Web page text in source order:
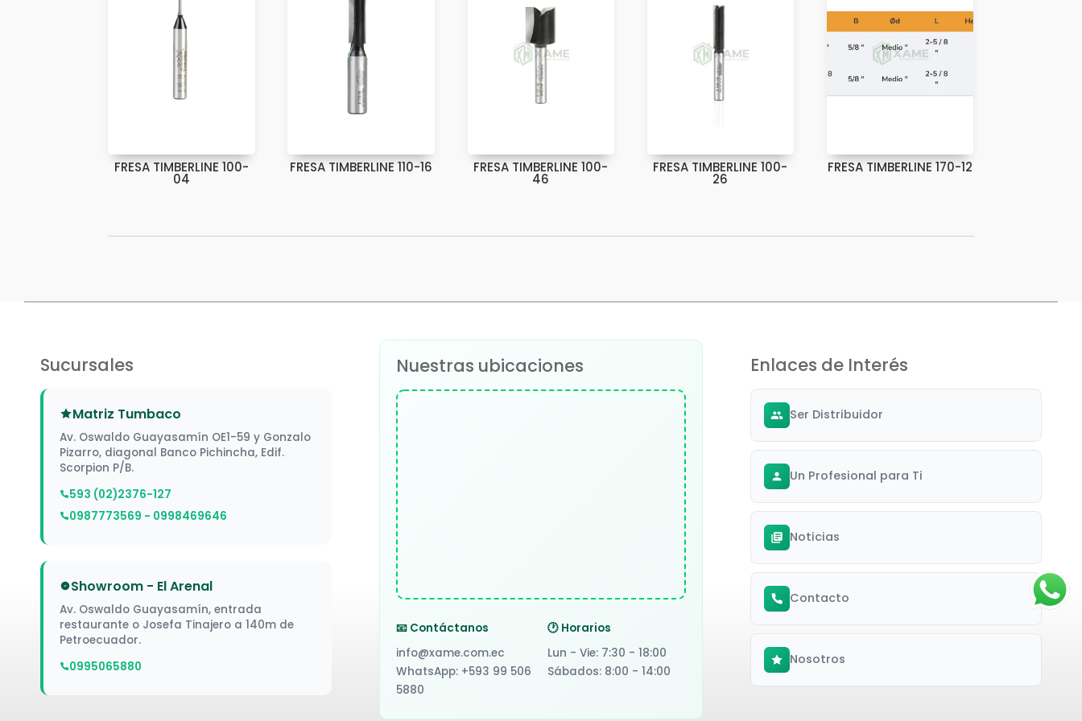
FRESA TIMBERLINE 100-
04
FRESA TIMBERLINE 110-16 FRESA TIMBERLINE 100-
46
FRESA TIMBERLINE 100-
26
FRESA TIMBERLINE 170-12
Sucursales
Matriz Tumbaco
Av. Oswaldo Guayasamín OE1-59 y Gonzalo
Pizarro, diagonal Banco Pichincha, Edif.
Scorpion P/B.
593 (02)2376-127
0987773569 - 0998469646
Showroom - El Arenal
Av. Oswaldo Guayasamín, entrada
restaurante o Josefa Tinajero a 140m de
Petroecuador.
0995065880
Nuestras ubicaciones
📧 Contáctanos
info@xame.com.ec
WhatsApp: +593 99 506
5880
🕐 Horarios
Lun - Vie: 7:30 - 18:00
Sábados: 8:00 - 14:00
Enlaces de Interés
Ser Distribuidor
Un Profesional para Ti
Noticias
Contacto
Nosotros